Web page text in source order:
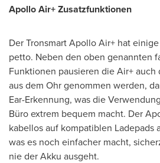
Apollo Air+ Zusatzfunktionen
Der Tronsmart Apollo Air+ hat
petto. Neben den oben genannten
Funktionen pausieren die Air+
aus dem Ohr genommen werden,
Ear-Erkennung, was die
Büro extrem bequem macht. Der
kabellos auf kompatiblen Ladepads
was es noch einfacher macht,
nie der Akku ausgeht.